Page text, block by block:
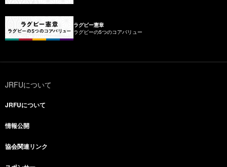
ラグビー憲章
ラグビーの5つのコアバリュー
JRFUについて
JRFUについて
情報公開
協会関連リンク